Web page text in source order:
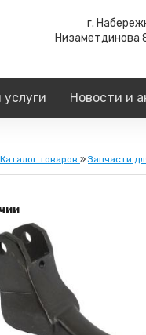
г.
Низаметдинова
Новости и
Каталог товаров »Запчасти